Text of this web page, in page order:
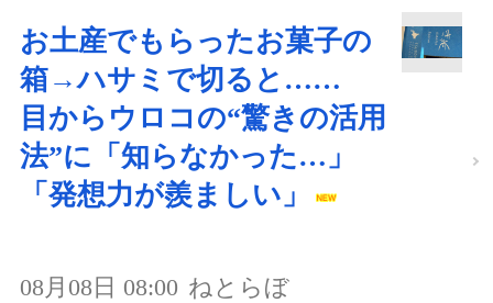
お土産でもらったお菓子の
箱→ハサミで切ると……
目からウロコの“驚きの活用
法”に「知らなかった…」
「発想力が羨ましい」
08月08日 08:00 ねとらぼ